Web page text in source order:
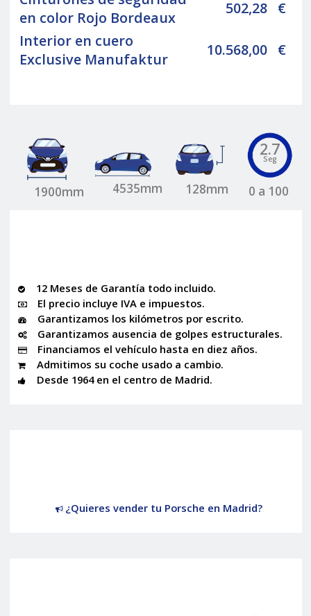
en color Rojo Bordeaux
502,28 €
Interior en cuero
Exclusive Manufaktur
10.568,00 €
1900mm 4535mm 128mm
2.7
Seg
0 a 100
12 Meses de Garantía todo incluido.
El precio incluye IVA e impuestos.
Garantizamos los kilómetros por escrito.
Garantizamos ausencia de golpes estructurales.
Financiamos el vehículo hasta en diez años.
Admitimos su coche usado a cambio.
Desde 1964 en el centro de Madrid.
¿Quieres vender tu Porsche en Madrid?